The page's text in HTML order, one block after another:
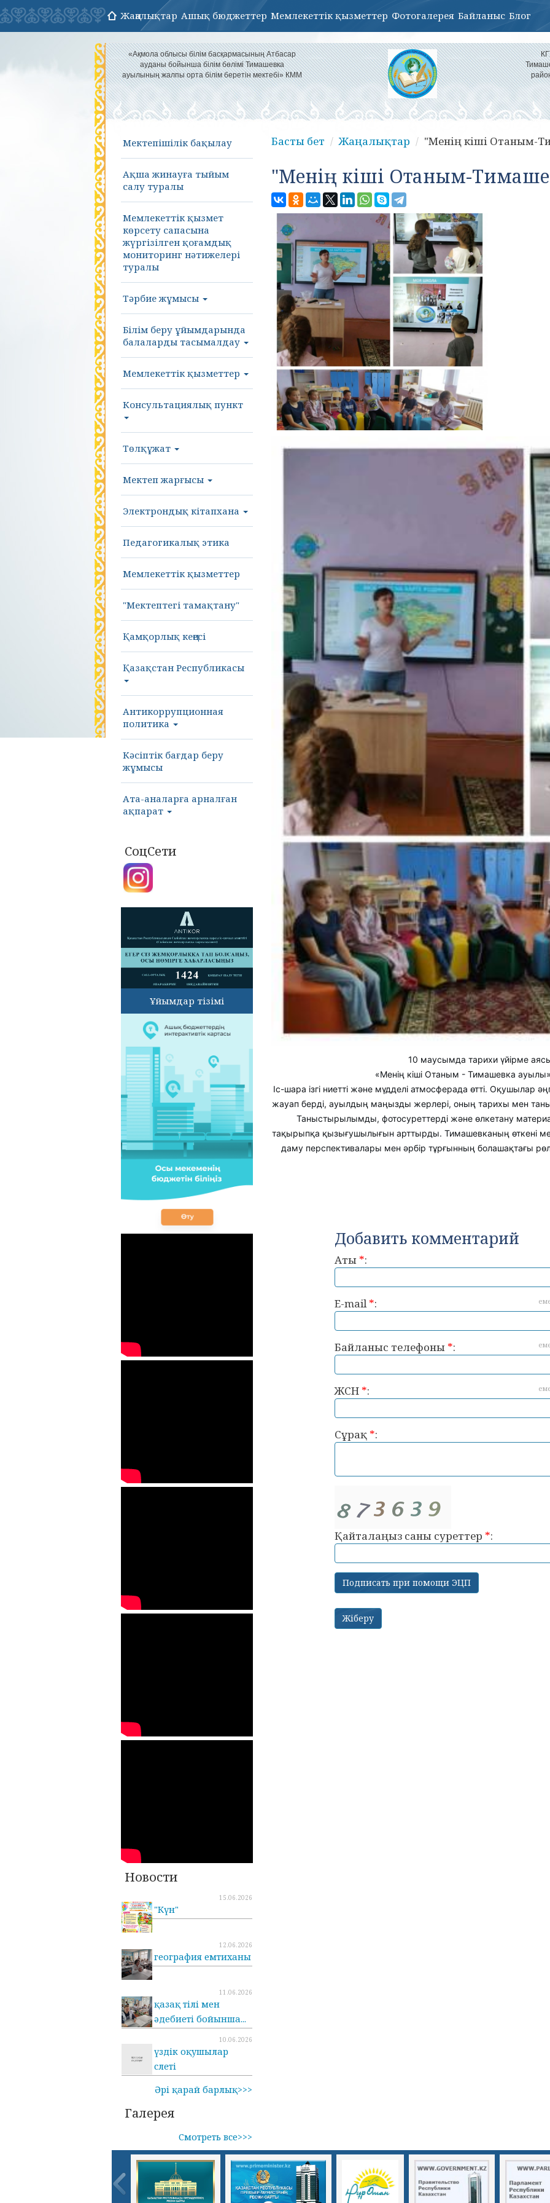
Жаңалықтар Ашық бюджеттер Мемлекеттік қызметтер Фотогалерея Байланыс Блог
«Ақмола облысы білім басқармасының Атбасар
ауданы бойынша білім бөлімі Тимашевка
ауылының жалпы орта білім беретін мектебі» КММ
Мектепішілік бақылау
Ақша жинауға тыйым
салу туралы
Мемлекеттік қызмет
көрсету сапасына
жүргізілген қоғамдық
мониторинг нәтижелері
туралы
Тәрбие жұмысы
Білім беру ұйымдарында
балаларды тасымалдау
Мемлекеттік қызметтер
Консультациялық пункт
Төлқұжат
Мектеп жарғысы
Электрондық кітапхана
Педагогикалық этика
Мемлекеттік қызметтер
"Мектептегі тамақтану"
Қамқорлық кеңесі
Қазақстан Республикасы
Антикоррупционная
политика
Кәсіптік бағдар беру
жұмысы
Ата-аналарға арналған
ақпарат
СоцСети
Ұйымдар тізімі
Новости
15.06.2026
"Күн"
12.06.2026
география емтиханы
11.06.2026
қазақ тілі мен
әдебиеті бойынша...
10.06.2026
үздік оқушылар
слеті
Әрі қарай барлық>>>
Галерея
Смотреть все>>>
Басты бет Жаңалықтар "Менің кіші Отаным-
"Менің кіші Отаным-
10 маусымда тарихи үйірме
«Менің кіші Отаным - Тимашевка
Іс-шара ізгі ниетті және мүдделі атмосферада өтті. Оқушылар
жауап берді, ауылдың маңызды жерлері, оның тарихы мен
Таныстырылымды, фотосуреттерді және өлкетану
тақырыпқа қызығушылығын арттырды. Тимашевканың өткені
даму перспективалары мен әрбір тұрғынның болашақтағы
Добавить комментарий
Аты *:
E-mail *:
Байланыс телефоны *:
ЖСН *:
Сұрақ *:
Қайталаңыз саны суреттер *: